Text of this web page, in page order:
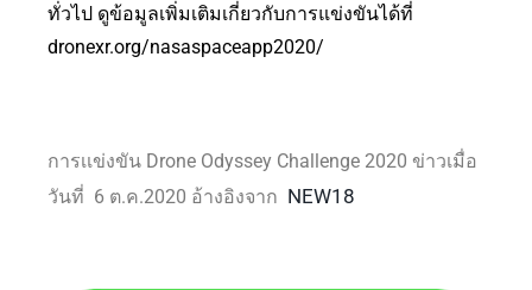
ทั่วไป ดูข้อมูลเพิ่มเติมเกี่ยวกับการแข่งขันได้ที่
dronexr.org/nasaspaceapp2020/
การเเข่งขัน Drone Odyssey Challenge 2020 ข่าวเมื่อ
วันที่ 6 ต.ค.2020 อ้างอิงจาก NEW18